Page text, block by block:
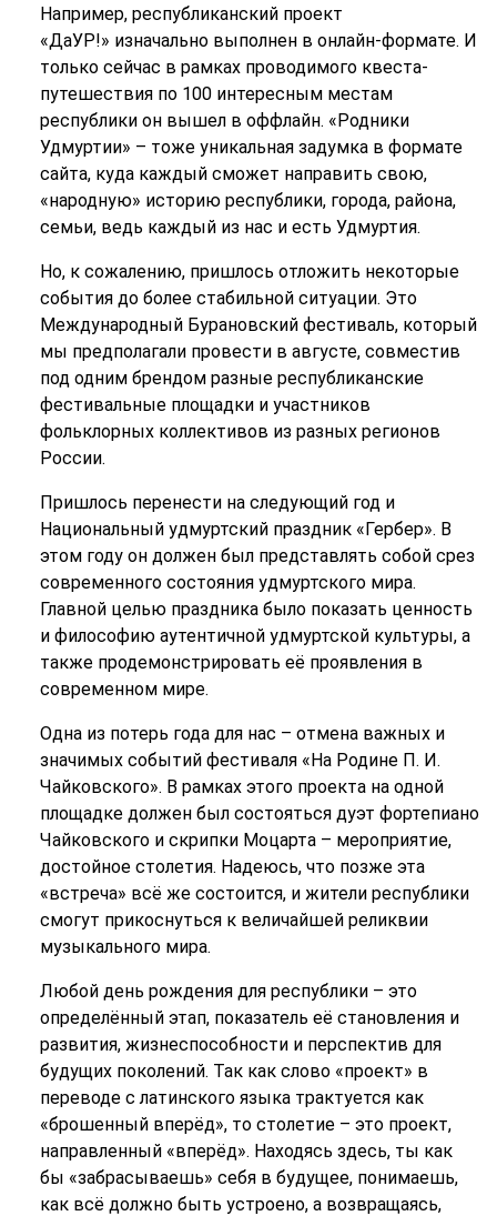
Например, республиканский проект
«ДаУР!» изначально выполнен в онлайн-формате. И
только сейчас в рамках проводимого квеста-
путешествия по 100 интересным местам
республики он вышел в оффлайн. «Родники
Удмуртии» – тоже уникальная задумка в формате
сайта, куда каждый сможет направить свою,
«народную» историю республики, города, района,
семьи, ведь каждый из нас и есть Удмуртия.
Но, к сожалению, пришлось отложить некоторые
события до более стабильной ситуации. Это
Международный Бурановский фестиваль, который
мы предполагали провести в августе, совместив
под одним брендом разные республиканские
фестивальные площадки и участников
фольклорных коллективов из разных регионов
России.
Пришлось перенести на следующий год и
Национальный удмуртский праздник «Гербер». В
этом году он должен был представлять собой срез
современного состояния удмуртского мира.
Главной целью праздника было показать ценность
и философию аутентичной удмуртской культуры, а
также продемонстрировать её проявления в
современном мире.
Одна из потерь года для нас – отмена важных и
значимых событий фестиваля «На Родине П. И.
Чайковского». В рамках этого проекта на одной
площадке должен был состояться дуэт фортепиано
Чайковского и скрипки Моцарта – мероприятие,
достойное столетия. Надеюсь, что позже эта
«встреча» всё же состоится, и жители республики
смогут прикоснуться к величайшей реликвии
музыкального мира.
Любой день рождения для республики – это
определённый этап, показатель её становления и
развития, жизнеспособности и перспектив для
будущих поколений. Так как слово «проект» в
переводе с латинского языка трактуется как
«брошенный вперёд», то столетие – это проект,
направленный «вперёд». Находясь здесь, ты как
бы «забрасываешь» себя в будущее, понимаешь,
как всё должно быть устроено, а возвращаясь,